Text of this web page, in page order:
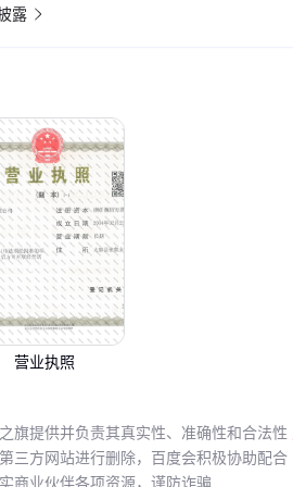
露
营业执照
旗提供并负责其真实性、准确性和合法性
三方网站进行删除，百度会积极协助配合
商业伙伴各项资源，谨防诈骗